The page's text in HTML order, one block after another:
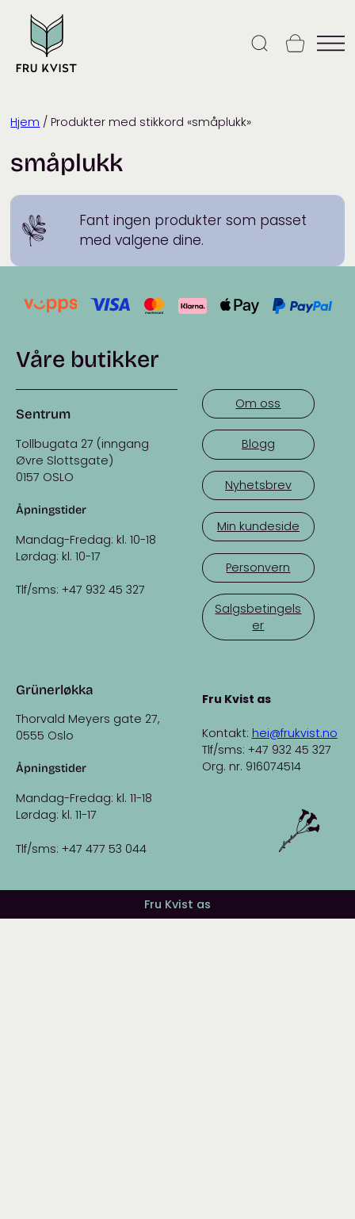
content
Hjem / Produkter med stikkord «småplukk»
småplukk
Fant ingen produkter som passet
med valgene dine.
Våre butikker
Sentrum
Tollbugata 27 (inngang
Øvre Slottsgate)
0157 OSLO
Åpningstider
Mandag-Fredag: kl. 10-18
Lørdag: kl. 10-17
Tlf/sms: +47 932 45 327
Grünerløkka
Thorvald Meyers gate 27,
0555 Oslo
Åpningstider
Mandag-Fredag: kl. 11-18
Lørdag: kl. 11-17
Tlf/sms: +47 477 53 044
Om oss
Blogg
Nyhetsbrev
Min kundeside
Personvern
Salgsbetingels
er
Fru Kvist as
Kontakt: hei@frukvist.no
Tlf/sms: +47 932 45 327
Org. nr. 916074514
Fru Kvist as